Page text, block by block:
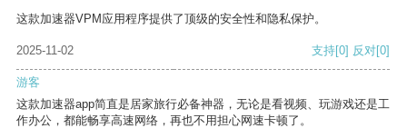
这款加速器VPM应用程序提供了顶级的安全性和隐私保护。
2025-11-02 支持[0] 反对[0]
游客
这款加速器app简直是居家旅行必备神器，无论是看视频、玩游戏还是工
作办公，都能畅享高速网络，再也不用担心网速卡顿了。